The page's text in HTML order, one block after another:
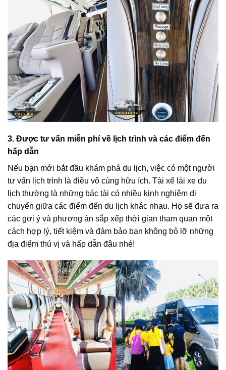
3. Được tư vấn miễn phí về lịch trình và các điểm đến
hấp dẫn
Nếu bạn mới bắt đầu khám phá du lịch, việc có một người
tư vấn lịch trình là điều vô cùng hữu ích. Tài xế lái xe du
lịch thường là những bác tài có nhiều kinh nghiệm di
chuyển giữa các điểm đến du lịch khác nhau. Họ sẽ đưa ra
các gợi ý và phương án sắp xếp thời gian tham quan một
cách hợp lý, tiết kiệm và đảm bảo bạn không bỏ lỡ những
địa điểm thú vị và hấp dẫn đâu nhé!